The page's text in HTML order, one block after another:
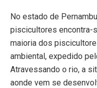
No estado de
piscicultores encontra-
maioria dos
ambiental, expedido
Atravessando o rio, a
aonde vem se